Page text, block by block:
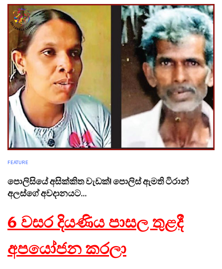
FEATURE
පොලිසියේ අසික්කිත වැඩක්! පොලිස් ඇමති ටිරාන්
අලස්ගේ අවදානයට...
6 වසර දියණිය පාසල තුළදී
අපයෝජන කරලා